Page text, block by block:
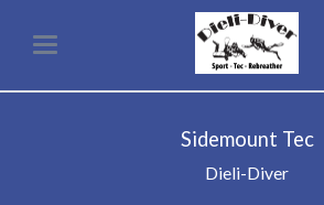
Sidemount Tec
Dieli-Diver